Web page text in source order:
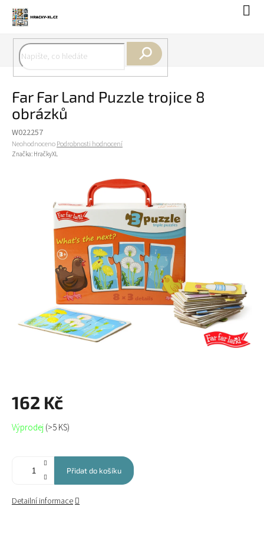
obsah
Far Far Land Puzzle trojice 8
obrázků
W022257
Průměrné
hodnocení
NeohodnocenoPodrobnosti hodnocení
Značka: HračkyXL
162 Kč
Měrná
cena:
Výprodej(>5 KS)
Přidat do košíku
Detailní informace